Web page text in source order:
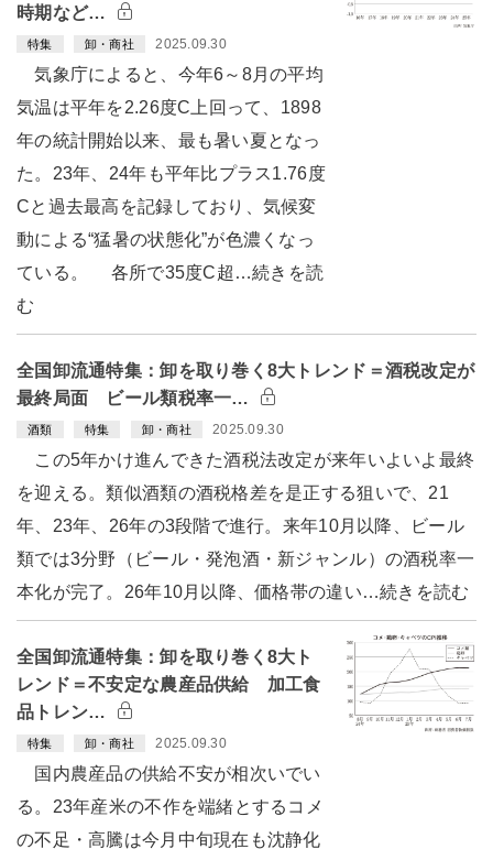
時期など…
特集 卸・商社 2025.09.30
気象庁によると、今年6～8月の平均
気温は平年を2.26度C上回って、1898
年の統計開始以来、最も暑い夏となっ
た。23年、24年も平年比プラス1.76度
Cと過去最高を記録しており、気候変
動による“猛暑の状態化”が色濃くなっ
ている。 各所で35度C超…続きを読
む
全国卸流通特集：卸を取り巻く8大トレンド＝酒税改定が
最終局面 ビール類税率一…
酒類 特集 卸・商社 2025.09.30
この5年かけ進んできた酒税法改定が来年いよいよ最終
を迎える。類似酒類の酒税格差を是正する狙いで、21
年、23年、26年の3段階で進行。来年10月以降、ビール
類では3分野（ビール・発泡酒・新ジャンル）の酒税率一
本化が完了。26年10月以降、価格帯の違い…続きを読む
全国卸流通特集：卸を取り巻く8大ト
レンド＝不安定な農産品供給 加工食
品トレン…
特集 卸・商社 2025.09.30
国内農産品の供給不安が相次いでい
る。23年産米の不作を端緒とするコメ
の不足・高騰は今月中旬現在も沈静化